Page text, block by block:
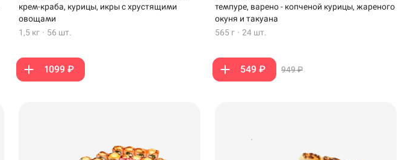
крем-краба, курицы, икры с хрустящими
овощами
1,5 кг · 56 шт.
1099 ₽
темпуре, варено - копченой курицы, жареного
окуня и такуана
565 г · 24 шт.
549 ₽ 949 ₽